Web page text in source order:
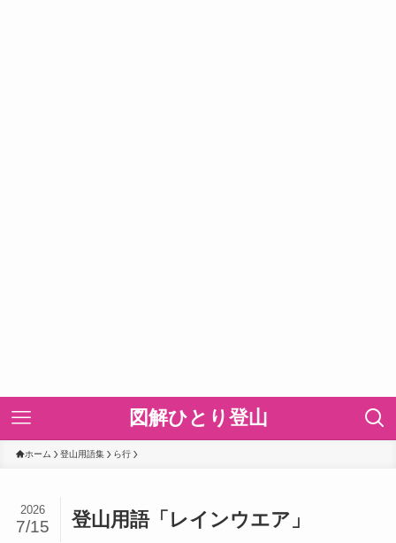
図解ひとり登山
ホーム 登山用語集 ら行
登山用語「レインウエア」
2026
7/15